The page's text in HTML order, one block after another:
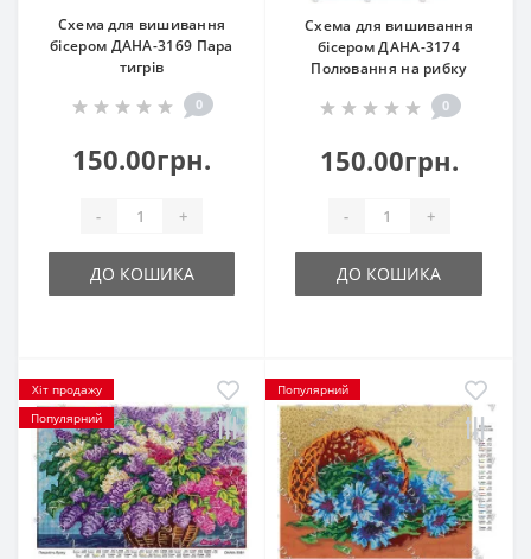
Схема для вишивання
бісером ДАНА-3169 Пара
тигрів
0
150.00грн.
- +
ДО КОШИКА
Схема для вишивання
бісером ДАНА-3174
Полювання на рибку
0
150.00грн.
- +
ДО КОШИКА
Хіт продажу
Популярний
Популярний